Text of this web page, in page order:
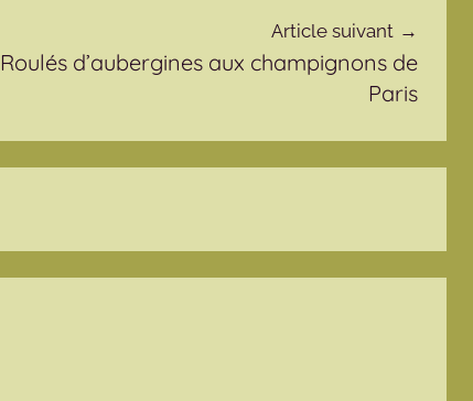
Article suivant
Roulés d’aubergines aux champignons de
Paris